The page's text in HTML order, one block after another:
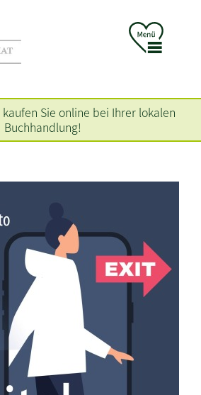
kaufen Sie online bei Ihrer lokalen
Buchhandlung!